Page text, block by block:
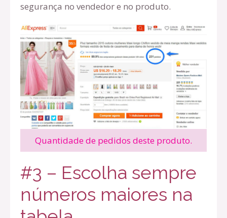
segurança no vendedor e no produto.
Quantidade de pedidos deste produto.
#3 – Escolha sempre
números maiores na